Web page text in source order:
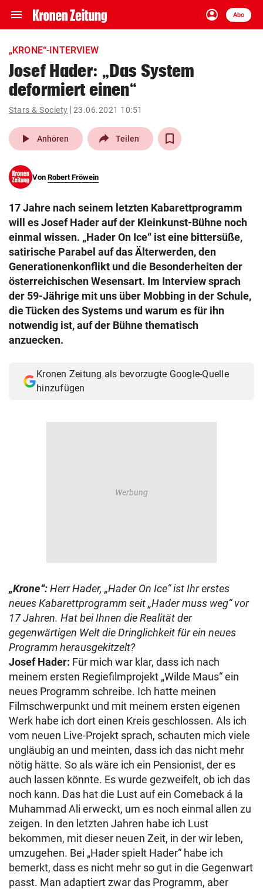
menu Navigation
ein-/ausklappen
account_circle
Anmelden
Abo
close Schließen
account_circle Anmelden
pin_drop
Wien arrow_right
search
eingeben
Muthgasse 2, 1190 Wien
„KRONE“-INTERVIEW
Josef Hader: „Das System
deformiert einen“
Stars & Society 23.06.2021 10:51
play_arrow Anhören Teilen
Von Robert Fröwein
17 Jahre nach seinem letzten Kabarettprogramm
will es Josef Hader auf der Kleinkunst-Bühne noch
einmal wissen. „Hader On Ice“ ist eine bittersüße,
satirische Parabel auf das Älterwerden, den
Generationenkonflikt und die Besonderheiten der
österreichischen Wesensart. Im Interview sprach
der 59-Jährige mit uns über Mobbing in der Schule,
die Tücken des Systems und warum es für ihn
notwendig ist, auf der Bühne thematisch
anzuecken.
Kronen Zeitung als bevorzugte Google-Quelle
hinzufügen
„Krone“:Herr Hader, „Hader On Ice“ ist Ihr erstes
neues Kabarettprogramm seit „Hader muss weg“ vor
17 Jahren. Hat bei Ihnen die Realität der
gegenwärtigen Welt die Dringlichkeit für ein neues
Programm herausgekitzelt?
Josef Hader: Für mich war klar, dass ich nach
meinem ersten Regiefilmprojekt „Wilde Maus“ ein
neues Programm schreibe. Ich hatte meinen
Filmschwerpunkt und mit meinem ersten eigenen
Werk habe ich dort einen Kreis geschlossen. Als ich
vom neuen Live-Projekt sprach, schauten mich viele
ungläubig an und meinten, dass ich das nicht mehr
nötig hätte. So als wäre ich ein Pensionist, der es
auch lassen könnte. Es wurde gezweifelt, ob ich das
noch kann. Das hat die Lust auf ein Comeback á la
Muhammad Ali erweckt, um es noch einmal allen zu
zeigen. In den letzten Jahren habe ich Lust
bekommen, mit dieser neuen Zeit, in der wir leben,
umzugehen. Bei „Hader spielt Hader“ habe ich
bemerkt, dass es nicht mehr so gut in die Gegenwart
passt. Man adaptiert zwar das Programm, aber